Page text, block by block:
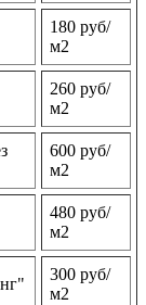
180 руб/
м2
260 руб/
м2
600 руб/
м2
480 руб/
м2
300 руб/
м2